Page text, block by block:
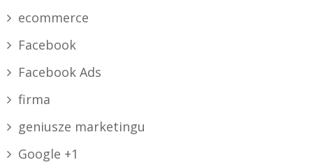
ecommerce
Facebook
Facebook Ads
firma
geniusze marketingu
Google +1